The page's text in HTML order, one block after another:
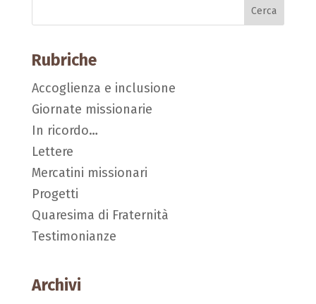
Rubriche
Accoglienza e inclusione
Giornate missionarie
In ricordo…
Lettere
Mercatini missionari
Progetti
Quaresima di Fraternità
Testimonianze
Archivi